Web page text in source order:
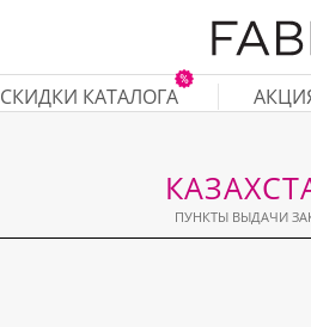
СКИДКИ КАТАЛОГА
ПУНКТЫ ВЫДАЧИ